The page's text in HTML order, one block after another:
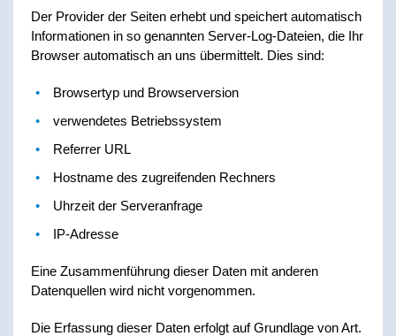
Der Provider der Seiten erhebt und speichert automatisch
Informationen in so genannten Server-Log-Dateien, die Ihr
Browser automatisch an uns übermittelt. Dies sind:
Browsertyp und Browserversion
verwendetes Betriebssystem
Referrer URL
Hostname des zugreifenden Rechners
Uhrzeit der Serveranfrage
IP-Adresse
Eine Zusammenführung dieser Daten mit anderen
Datenquellen wird nicht vorgenommen.
Die Erfassung dieser Daten erfolgt auf Grundlage von Art.